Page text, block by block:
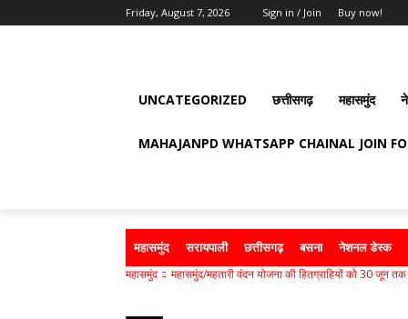
Friday, August 7, 2026 Sign in / Join Buy now!
UNCATEGORIZED छत्तीसगढ़ महासमुंद
MAHAJANPD WHATSAPP CHAINAL JOIN
महासमुंद सरायपाली छत्तीसगढ़ बसना नेशनल डेस्क
महासमुंद महासमुंद/महतारी वंदन योजना की हितग्राहियों को 30 जून